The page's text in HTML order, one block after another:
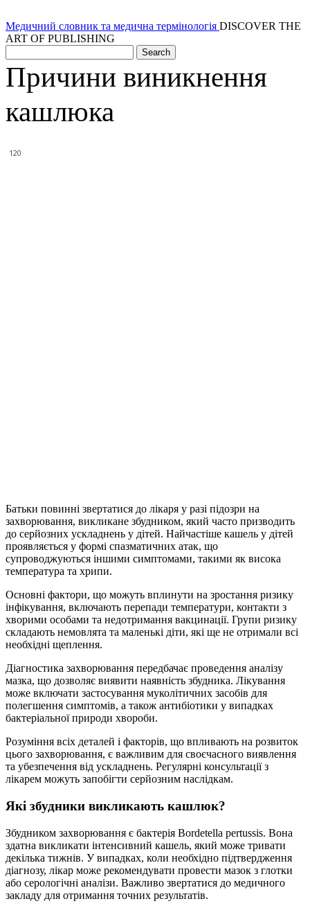
Медичний словник та медична термінологія DISCOVER THE
ART OF PUBLISHING
Причини виникнення
кашлюка
120
Батьки повинні звертатися до лікаря у разі підозри на
захворювання, викликане збудником, який часто призводить
до серйозних ускладнень у дітей. Найчастіше кашель у дітей
проявляється у формі спазматичних атак, що
супроводжуються іншими симптомами, такими як висока
температура та хрипи.
Основні фактори, що можуть вплинути на зростання ризику
інфікування, включають перепади температури, контакти з
хворими особами та недотримання вакцинації. Групи ризику
складають немовлята та маленькі діти, які ще не отримали всі
необхідні щеплення.
Діагностика захворювання передбачає проведення аналізу
мазка, що дозволяє виявити наявність збудника. Лікування
може включати застосування муколітичних засобів для
полегшення симптомів, а також антибіотики у випадках
бактеріальної природи хвороби.
Розуміння всіх деталей і факторів, що впливають на розвиток
цього захворювання, є важливим для своєчасного виявлення
та убезпечення від ускладнень. Регулярні консультації з
лікарем можуть запобігти серйозним наслідкам.
Які збудники викликають кашлюк?
Збудником захворювання є бактерія Bordetella pertussis. Вона
здатна викликати інтенсивний кашель, який може тривати
декілька тижнів. У випадках, коли необхідно підтвердження
діагнозу, лікар може рекомендувати провести мазок з глотки
або серологічні аналізи. Важливо звертатися до медичного
закладу для отримання точних результатів.